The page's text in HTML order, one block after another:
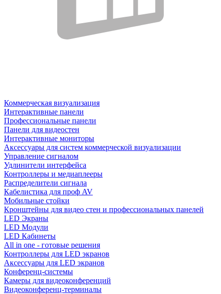
Коммерческая визуализация
Интерактивные панели
Профессиональные панели
Панели для видеостен
Интерактивные мониторы
Аксессуары для систем коммерческой визуализации
Управление сигналом
Удлинители интерфейса
Контроллеры и медиаплееры
Распределители сигнала
Кабелистика для проф AV
Мобильные стойки
Кронштейны для видео стен и профессиональных панелей
LED Экраны
LED Модули
LED Кабинеты
All in one - готовые решения
Контроллеры для LED экранов
Аксессуары для LED экранов
Конференц-системы
Камеры для видеоконференций
Видеоконференц-терминалы